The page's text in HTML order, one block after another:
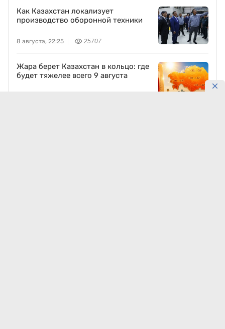
Как Казахстан локализует
производство оборонной техники
8 августа, 22:25 25707
Жара берет Казахстан в кольцо: где
будет тяжелее всего 9 августа